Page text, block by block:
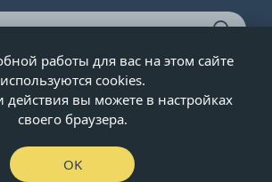
точка», ИНН 5020092947, 1995-2026 г.
работы для вас на этом сайте
используются cookies.
действия вы можете в настройках
своего браузера.
OK